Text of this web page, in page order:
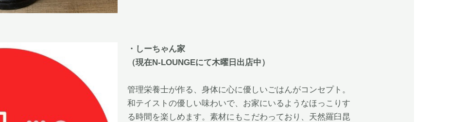
・しーちゃん家
（現在N-LOUNGEにて木曜日出店中）
管理栄養士が作る、身体に心に優しいごはんがコンセプト。
和テイストの優しい味わいで、お家にいるようなほっこりす
る時間を楽しめます。素材にもこだわっており、天然羅臼昆